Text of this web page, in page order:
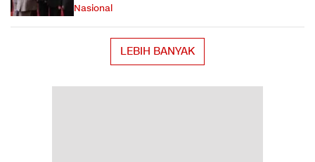
Nasional
LEBIH BANYAK